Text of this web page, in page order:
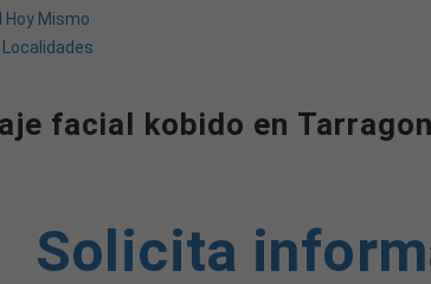
Hoy Mismo
facial kobido en
Solicita